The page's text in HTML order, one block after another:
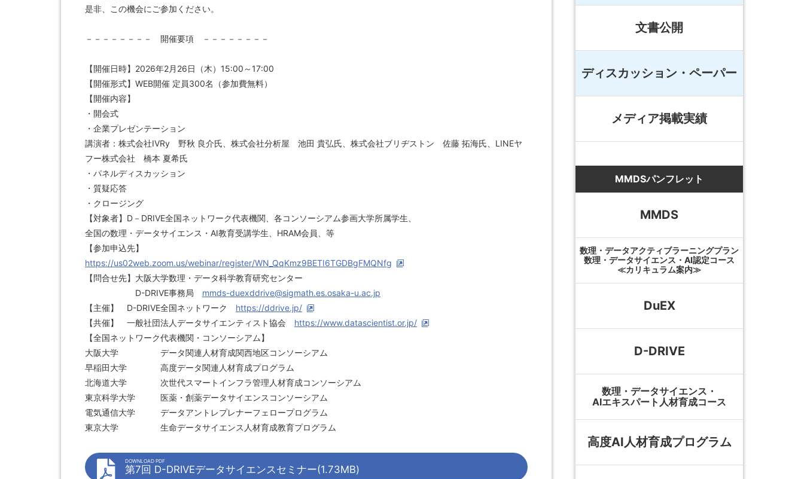
是非、この機会にご参加ください。
－－－－－－－－ 開催要項 －－－－－－－－
【開催日時】2026年2月26日（木）15:00～17:00
【開催形式】WEB開催 定員300名（参加費無料）
【開催内容】
・開会式
・企業プレゼンテーション
講演者：株式会社IVRy 野秋 良介氏、株式会社分析屋 池田 貴弘氏、株式会社ブリヂストン 佐藤 拓海氏、LINEヤ
フー株式会社 橋本 夏希氏
・パネルディスカッション
・質疑応答
・クロージング
【対象者】D－DRIVE全国ネットワーク代表機関、各コンソーシアム参画大学所属学生、
全国の数理・データサイエンス・AI教育受講学生、HRAM会員、等
【参加申込先】
https://us02web.zoom.us/webinar/register/WN_QqKmz9BETI6TGDBgFMQNfg
【問合せ先】大阪大学数理・データ科学教育研究センター
D-DRIVE事務局 mmds-duexddrive@sigmath.es.osaka-u.ac.jp
【主催】 D-DRIVE全国ネットワーク https://ddrive.jp/
【共催】 一般社団法人データサイエンティスト協会 https://www.datascientist.or.jp/
【全国ネットワーク代表機関・コンソーシアム】
大阪大学 データ関連人材育成関西地区コンソーシアム
早稲田大学 高度データ関連人材育成プログラム
北海道大学 次世代スマートインフラ管理人材育成コンソーシアム
東京科学大学 医薬・創薬データサイエンスコンソーシアム
電気通信大学 データアントレプレナーフェロープログラム
東京大学 生命データサイエンス人材育成教育プログラム
DOWNLOAD PDF
第7回 D-DRIVEデータサイエンスセミナー(1.73MB)
文書公開
ディスカッション・ペーパー
メディア掲載実績
MMDSパンフレット
MMDS
数理・データアクティブラーニングプラン
数理・データサイエンス・AI認定コース
≪カリキュラム案内≫
DuEX
D-DRIVE
数理・データサイエンス・
AIエキスパート人材育成コース
高度AI人材育成プログラム